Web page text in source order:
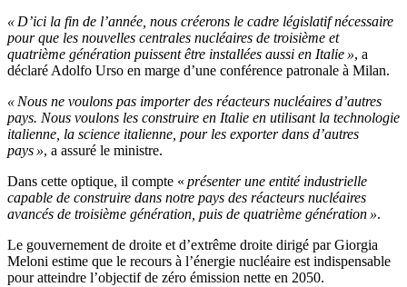
« D’ici la fin de l’année, nous créerons le cadre législatif nécessaire
pour que les nouvelles centrales nucléaires de troisième et
quatrième génération puissent être installées aussi en Italie », a
déclaré Adolfo Urso en marge d’une conférence patronale à Milan.
« Nous ne voulons pas importer des réacteurs nucléaires d’autres
pays. Nous voulons les construire en Italie en utilisant la technologie
italienne, la science italienne, pour les exporter dans d’autres
pays », a assuré le ministre.
Dans cette optique, il compte « présenter une entité industrielle
capable de construire dans notre pays des réacteurs nucléaires
avancés de troisième génération, puis de quatrième génération ».
Le gouvernement de droite et d’extrême droite dirigé par Giorgia
Meloni estime que le recours à l’énergie nucléaire est indispensable
pour atteindre l’objectif de zéro émission nette en 2050.